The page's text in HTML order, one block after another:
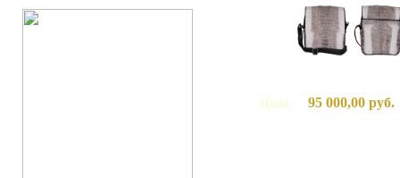
Цена: 95 000,00 руб.